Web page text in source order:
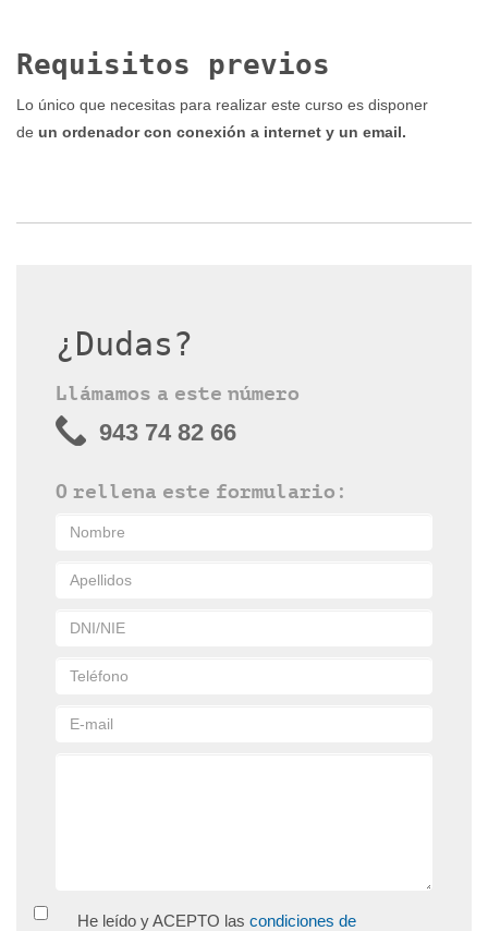
Requisitos previos
Lo único que necesitas para realizar este curso es disponer
de un ordenador con conexión a internet y un email.
¿Dudas?
Llámamos a este número
943 74 82 66
O rellena este formulario:
He leído y ACEPTO las condiciones de